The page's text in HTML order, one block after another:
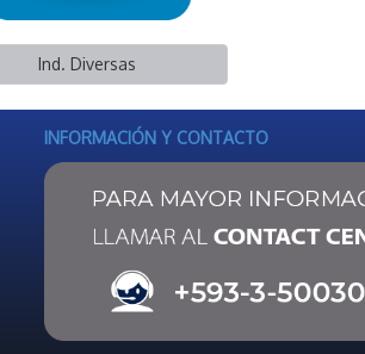
Ind. Diversas
INFORMACIÓN Y CONTACTO